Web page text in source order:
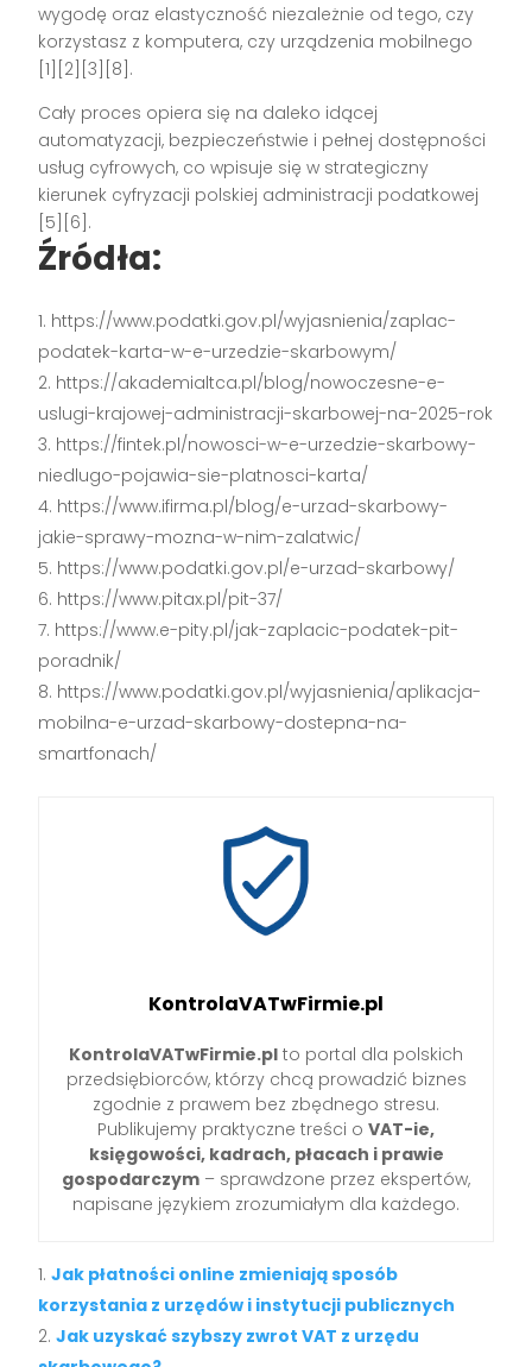
wygodę oraz elastyczność niezależnie od tego, czy
korzystasz z komputera, czy urządzenia mobilnego
[1][2][3][8] .
Cały proces opiera się na daleko idącej
automatyzacji, bezpieczeństwie i pełnej dostępności
usług cyfrowych, co wpisuje się w strategiczny
kierunek cyfryzacji polskiej administracji podatkowej
[5][6] .
Źródła:
https://www.podatki.gov.pl/wyjasnienia/zaplac-
podatek-karta-w-e-urzedzie-skarbowym/
https://akademialtca.pl/blog/nowoczesne-e-
uslugi-krajowej-administracji-skarbowej-na-2025-rok
https://fintek.pl/nowosci-w-e-urzedzie-skarbowy-
niedlugo-pojawia-sie-platnosci-karta/
https://www.ifirma.pl/blog/e-urzad-skarbowy-
jakie-sprawy-mozna-w-nim-zalatwic/
https://www.podatki.gov.pl/e-urzad-skarbowy/
https://www.pitax.pl/pit-37/
https://www.e-pity.pl/jak-zaplacic-podatek-pit-
poradnik/
https://www.podatki.gov.pl/wyjasnienia/aplikacja-
mobilna-e-urzad-skarbowy-dostepna-na-
smartfonach/
KontrolaVATwFirmie.pl
KontrolaVATwFirmie.pl to portal dla polskich
przedsiębiorców, którzy chcą prowadzić biznes
zgodnie z prawem bez zbędnego stresu.
Publikujemy praktyczne treści o VAT-ie,
księgowości, kadrach, płacach i prawie
gospodarczym – sprawdzone przez ekspertów,
napisane językiem zrozumiałym dla każdego.
Jak płatności online zmieniają sposób
korzystania z urzędów i instytucji publicznych
Jak uzyskać szybszy zwrot VAT z urzędu